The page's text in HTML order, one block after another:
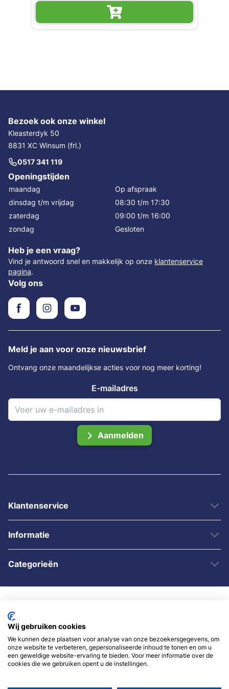
Bezoek ook onze winkel
Kleasterdyk 50
8831 XC Winsum (frl.)
0517 341 119
Openingstijden
maandag
Op afspraak
dinsdag t/m vrijdag
08:30 t/m 17:30
zaterdag
09:00 t/m 16:00
zondag
Gesloten
Heb je een vraag?
Vind je antwoord snel en makkelijk op onze klantenservice
pagina.
Volg ons
Meld je aan voor onze nieuwsbrief
Ontvang onze maandelijkse acties voor nog meer korting!
E-mailadres
Aanmelden
Klantenservice
Informatie
Categorieën
© 2007 - 2026 - Sybshop.nl
Wij gebruiken cookies
We kunnen deze plaatsen voor analyse van onze bezoekersgegevens, om
onze website te verbeteren, gepersonaliseerde inhoud te tonen en om u
een geweldige website-ervaring te bieden. Voor meer informatie over de
cookies die we gebruiken opent u de instellingen.